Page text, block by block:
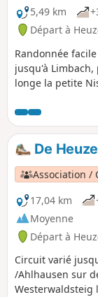
5,49 km
Départ à
Randonnée
jusqu'à
longe la petite
De
Association /
17,04 km
Moyenne
Départ à
Circuit varié
/Ahlhausen sur
Westerwaldsteig